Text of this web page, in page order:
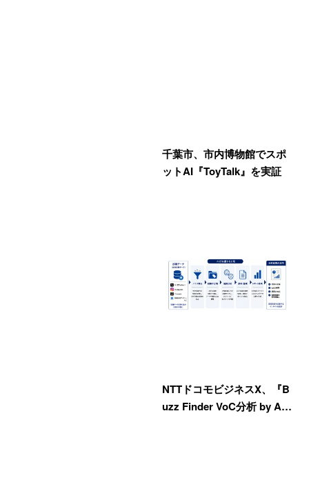
千葉市、市内博物館でスポ
ットAI『ToyTalk』を実証
NTTドコモビジネスX、『B
uzz Finder VoC分析 by A…